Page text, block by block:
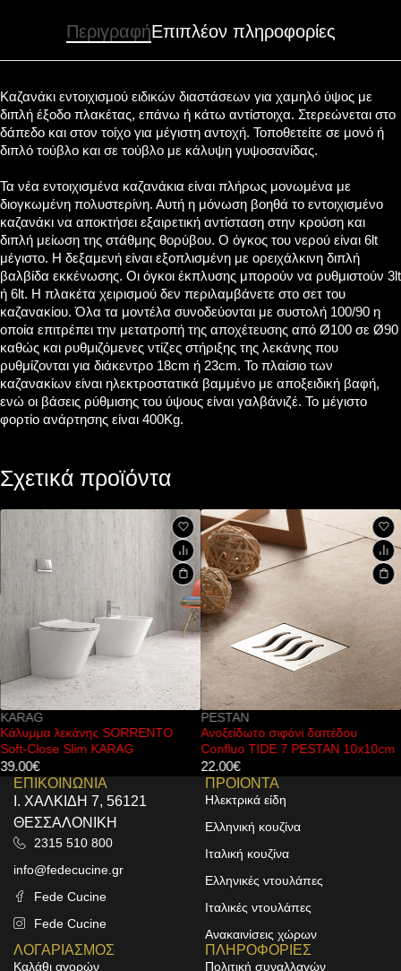
ΠεριγραφήΕπιπλέον πληροφορίες
Καζανάκι εντοιχισμού ειδικών διαστάσεων για χαμηλό ύψος με
διπλή έξοδο πλακέτας, επάνω ή κάτω αντίστοιχα. Στερεώνεται στο
δάπεδο και στον τοίχο για μέγιστη αντοχή. Τοποθετείτε σε μονό ή
διπλό τούβλο και σε τούβλο με κάλυψη γυψοσανίδας.
Τα νέα εντοιχισμένα καζανάκια είναι πλήρως μονωμένα με
διογκωμένη πολυστερίνη. Αυτή η μόνωση βοηθά το εντοιχισμένο
καζανάκι να αποκτήσει εξαιρετική αντίσταση στην κρούση και
διπλή μείωση της στάθμης θορύβου. Ο όγκος του νερού είναι 6lt
μέγιστο. Η δεξαμενή είναι εξοπλισμένη με ορειχάλκινη διπλή
βαλβίδα εκκένωσης. Οι όγκοι έκπλυσης μπορούν να ρυθμιστούν 3lt
ή 6lt. Η πλακέτα χειρισμού δεν περιλαμβάνετε στο σετ του
καζανακίου. Όλα τα μοντέλα συνοδεύονται με συστολή 100/90 η
οποία επιτρέπει την μετατροπή της αποχέτευσης από Ø100 σε Ø90
καθώς και ρυθμιζόμενες ντίζες στήριξης της λεκάνης που
ρυθμίζονται για διάκεντρο 18cm ή 23cm. Το πλαίσιο των
καζανακίων είναι ηλεκτροστατικά βαμμένο με αποξειδική βαφή,
ενώ οι βάσεις ρύθμισης του ύψους είναι γαλβάνιζέ. Το μέγιστο
φορτίο ανάρτησης είναι 400Kg.
Σχετικά προϊόντα
KARAG
Κάλυμμα λεκάνης SORRENTO
Soft-Close Slim KARAG
39.00€
PESTAN
Ανοξείδωτο σιφόνι δαπέδου
Confluo TIDE 7 PESTAN 10x10cm
22.00€
ΕΠΙΚΟΙΝΩΝΙΑ
Ι. ΧΑΛΚΙΔΗ 7, 56121
ΘΕΣΣΑΛΟΝΙΚΗ
2315 510 800
info@fedecucine.gr
Fede Cucine
Fede Cucine
ΠΡΟΙΟΝΤΑ
Ηλεκτρικά είδη
Ελληνική κουζίνα
Ιταλική κουζίνα
Ελληνικές ντουλάπες
Ιταλικές ντουλάπες
Ανακαινίσεις χώρων
ΛΟΓΑΡΙΑΣΜΟΣ
Καλάθι αγορών
ΠΛΗΡΟΦΟΡΙΕΣ
Πολιτική συναλλαγών